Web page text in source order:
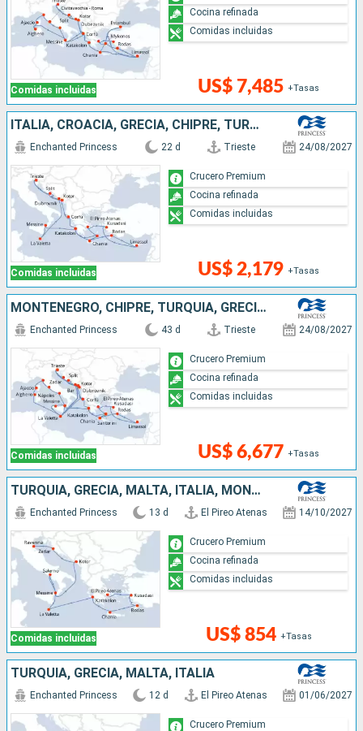
Comidas incluidas US$ 7,485 +Tasas
Cocina refinada
Comidas incluidas
ITALIA, CROACIA, GRECIA, CHIPRE, TURQUÍA, MALTA, MONTENEGRO
Comidas incluidas
Enchanted Princess 22 d Trieste 24/08/2027
US$ 2,179 +Tasas
Crucero Premium
Cocina refinada
Comidas incluidas
MONTENEGRO, CHIPRE, TURQUÍA, GRECIA, CROACIA, ITALIA, FRANCIA, MALTA
Comidas incluidas
Enchanted Princess 43 d Trieste 24/08/2027
US$ 6,677 +Tasas
Crucero Premium
Cocina refinada
Comidas incluidas
TURQUÍA, GRECIA, MALTA, ITALIA, MONTENEGRO, CROACIA
Comidas incluidas
Enchanted Princess 13 d El Pireo Atenas 14/10/2027
US$ 854 +Tasas
Crucero Premium
Cocina refinada
Comidas incluidas
TURQUÍA, GRECIA, MALTA, ITALIA
Enchanted Princess 12 d El Pireo Atenas 01/06/2027
Crucero Premium